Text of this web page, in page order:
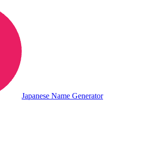
Japanese Name Generator